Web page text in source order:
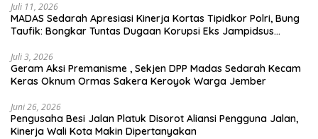
Juli 11, 2026
MADAS Sedarah Apresiasi Kinerja Kortas Tipidkor Polri, Bung
Taufik: Bongkar Tuntas Dugaan Korupsi Eks Jampidsus
Juli 3, 2026
Geram Aksi Premanisme , Sekjen DPP Madas Sedarah Kecam
Keras Oknum Ormas Sakera Keroyok Warga Jember
Juni 26, 2026
Pengusaha Besi Jalan Platuk Disorot Aliansi Pengguna Jalan,
Kinerja Wali Kota Makin Dipertanyakan